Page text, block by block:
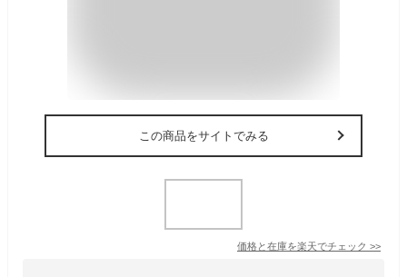
この商品をサイトでみる
価格と在庫を楽天でチェック >>